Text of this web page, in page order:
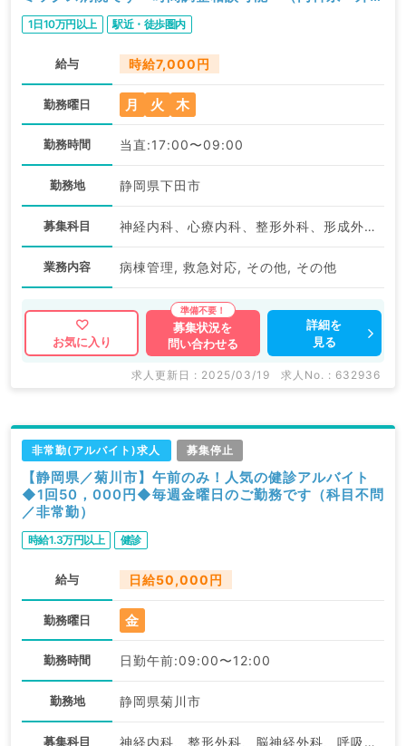
系／非常勤）
1日10万円以上 駅近・徒歩圏内
給与 時給7,000円
勤務曜日 月 火 木
勤務時間 当直:17:00〜09:00
勤務地 静岡県下田市
募集科目 神経内科、心療内科、整形外科、形成外科、美容外科、脳神経外科、呼吸器外科、心臓血管外科、小児外科、一般内科、循環器内科、呼吸器内科、消化器内科、内分泌・代謝内科、腎臓内科、老年内科、外科系全般、一般外科、消化器外科、乳腺外科、スポーツ整形外科、大腸・肛門外科、脊髄・脊椎外科
業務内容 病棟管理, 救急対応, その他, その他
お気に入り
募集状況を
問い合わせる
詳細を
見る
求人更新日 : 2025/03/19 求人No. : 632936
非常勤(アルバイト)求人 募集停止
【静岡県／菊川市】午前のみ！人気の健診アルバイト
◆1回50，000円◆毎週金曜日のご勤務です（科目不問
／非常勤）
時給1.3万円以上 健診
給与 日給50,000円
勤務曜日 金
勤務時間 日勤午前:09:00〜12:00
勤務地 静岡県菊川市
募集科目 神経内科、整形外科、脳神経外科、呼吸器外科、心臓血管外科、一般内科、循環器内科、呼吸器内科、消化器内科、内分泌・代謝内科、腎臓内科、老年内科、血液内科、外科系全般、一般外科、消化器外科、乳腺外科、総合診療科、健診・人間ドック、膠原病科、大腸・肛門外科